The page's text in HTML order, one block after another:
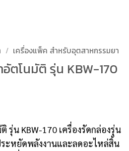
/ เครื่องแพ็ค สำหรับอุตสาหกรรมยา
ตโนมัติ รุ่น KBW-170
รุ่น KBW-170 เครื่องรัดกล่องรุ่น
ะหยัดพลังงานและลดอะไหล่สิ้น